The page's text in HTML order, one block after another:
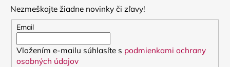
Nezmeškajte žiadne novinky či zľavy!
Email
Vložením e-mailu súhlasíte s podmienkami ochrany
osobných údajov